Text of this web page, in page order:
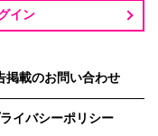
イン
掲載のお問い合わせ
イバシーポリシー